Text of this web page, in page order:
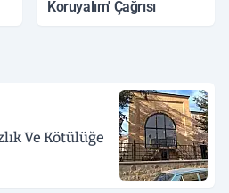
Koruyalım' Çağrısı
Ve Kötülüğe